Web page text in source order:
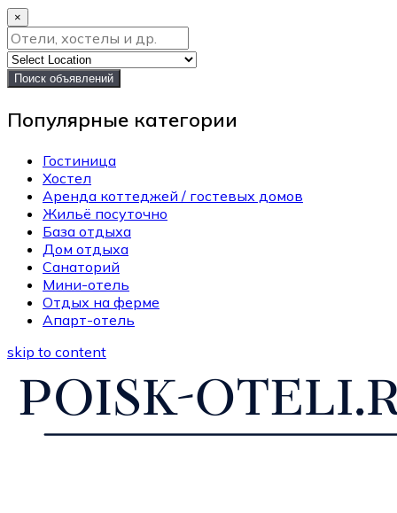
×
Поиск объявлений
Популярные категории
Гостиница
Хостел
Аренда коттеджей / гостевых домов
Жильё посуточно
База отдыха
Дом отдыха
Санаторий
Мини-отель
Отдых на ферме
Апарт-отель
skip to content